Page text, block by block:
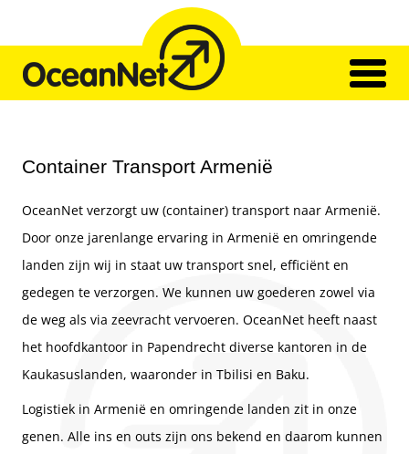
content
Impressies
Vacatures
Contact
Container Transport Armenië
OceanNet verzorgt uw (container) transport naar Armenië.
Door onze jarenlange ervaring in Armenië en omringende
landen zijn wij in staat uw transport snel, efficiënt en
gedegen te verzorgen. We kunnen uw goederen zowel via
de weg als via zeevracht vervoeren. OceanNet heeft naast
het hoofdkantoor in Papendrecht diverse kantoren in de
Kaukasuslanden, waaronder in Tbilisi en Baku.
Logistiek in Armenië en omringende landen zit in onze
genen. Alle ins en outs zijn ons bekend en daarom kunnen